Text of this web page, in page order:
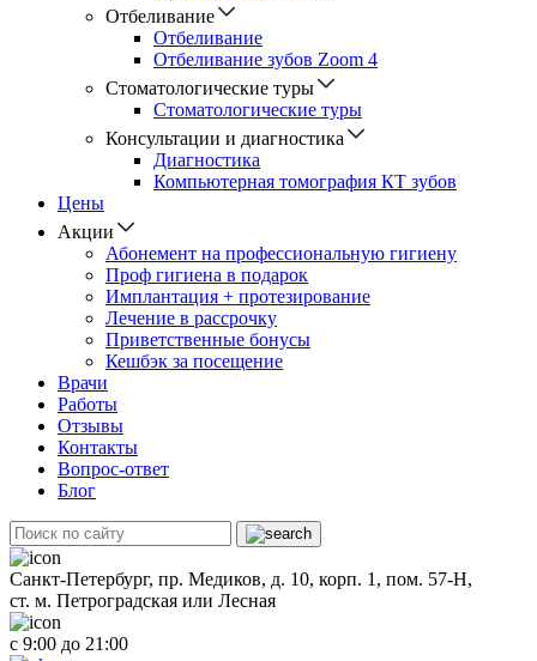
Отбеливание
Отбеливание
Отбеливание зубов Zoom 4
Стоматологические туры
Cтоматологические туры
Консультации и диагностика
Диагностика
Компьютерная томография КТ зубов
Цены
Акции
Абонемент на профессиональную гигиену
Проф гигиена в подарок
Имплантация + протезирование
Лечение в рассрочку
Приветственные бонусы
Кешбэк за посещение
Врачи
Работы
Отзывы
Контакты
Вопрос-ответ
Блог
Санкт-Петербург, пр. Медиков, д. 10, корп. 1, пом. 57-Н,
ст. м. Петроградская или Лесная
с 9:00 до 21:00